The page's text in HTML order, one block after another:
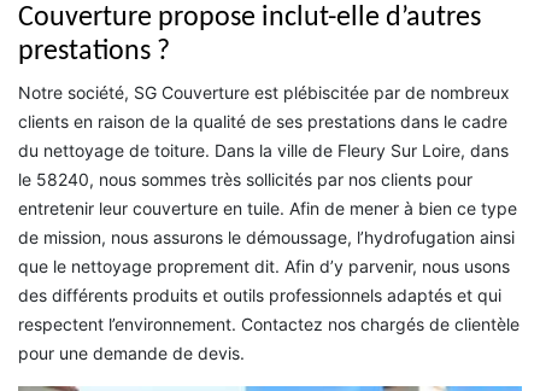
Couverture propose inclut-elle d’autres
prestations ?
Notre société, SG Couverture est plébiscitée par de nombreux
clients en raison de la qualité de ses prestations dans le cadre
du nettoyage de toiture. Dans la ville de Fleury Sur Loire, dans
le 58240, nous sommes très sollicités par nos clients pour
entretenir leur couverture en tuile. Afin de mener à bien ce type
de mission, nous assurons le démoussage, l’hydrofugation ainsi
que le nettoyage proprement dit. Afin d’y parvenir, nous usons
des différents produits et outils professionnels adaptés et qui
respectent l’environnement. Contactez nos chargés de clientèle
pour une demande de devis.